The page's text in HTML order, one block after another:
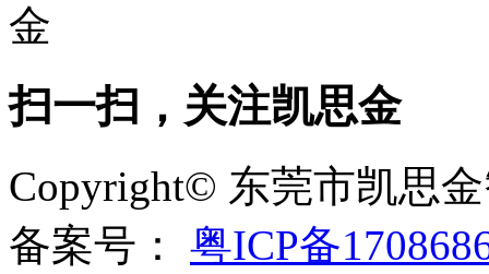
扫一扫，关注凯思金
Copyright© 东莞市凯思
备案号： 粤ICP备